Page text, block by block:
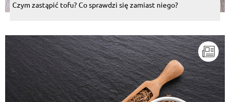
Czym zastąpić tofu? Co sprawdzi się zamiast niego?